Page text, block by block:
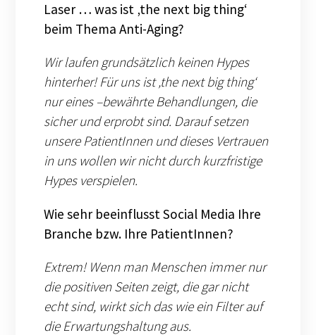
Laser … was ist ‚the next big thing‘
beim Thema Anti-Aging?
Wir laufen grundsätzlich keinen Hypes
hinterher! Für uns ist ‚the next big thing‘
nur eines –bewährte Behandlungen, die
sicher und erprobt sind. Darauf setzen
unsere PatientInnen und dieses Vertrauen
in uns wollen wir nicht durch kurzfristige
Hypes verspielen.
Wie sehr beeinflusst Social Media Ihre
Branche bzw. Ihre PatientInnen?
Extrem! Wenn man Menschen immer nur
die positiven Seiten zeigt, die gar nicht
echt sind, wirkt sich das wie ein Filter auf
die Erwartungshaltung aus.